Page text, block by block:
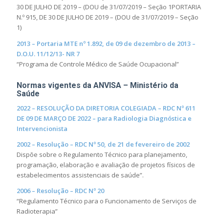
30 DE JULHO DE 2019 – (DOU de 31/07/2019 – Seção 1PORTARIA
N.º 915, DE 30 DE JULHO DE 2019 – (DOU de 31/07/2019 – Seção
1)
2013 – Portaria MTE nº 1.892, de 09 de dezembro de 2013 –
D.O.U. 11/12/13- NR 7
“Programa de Controle Médico de Saúde Ocupacional”
Normas vigentes da ANVISA – Ministério da
Saúde
2022 – RESOLUÇÃO DA DIRETORIA COLEGIADA – RDC Nº 611
DE 09 DE MARÇO DE 2022 – para Radiologia Diagnóstica e
Intervencionista
2002 – Resolução – RDC Nº 50, de 21 de fevereiro de 2002
Dispõe sobre o Regulamento Técnico para planejamento,
programação, elaboração e avaliação de projetos físicos de
estabelecimentos assistenciais de saúde”.
2006 – Resolução – RDC Nº 20
“Regulamento Técnico para o Funcionamento de Serviços de
Radioterapia”